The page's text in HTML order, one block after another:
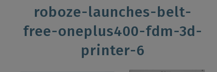
roboze-launches-belt-
free-oneplus400-fdm-3d-
printer-6